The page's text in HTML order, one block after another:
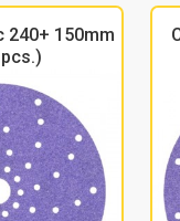
240+ 150mm